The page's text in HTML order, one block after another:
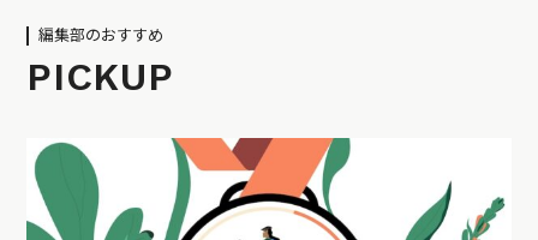
編集部のおすすめ
PICKUP